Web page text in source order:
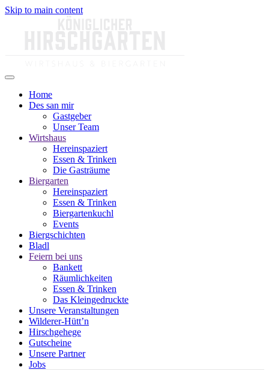
Skip to main content
Home
Des san mir
Gastgeber
Unser Team
Wirtshaus
Hereinspaziert
Essen & Trinken
Die Gasträume
Biergarten
Hereinspaziert
Essen & Trinken
Biergartenkuchl
Events
Biergschichten
Bladl
Feiern bei uns
Bankett
Räumlichkeiten
Essen & Trinken
Das Kleingedruckte
Unsere Veranstaltungen
Wilderer-Hütt’n
Hirschgehege
Gutscheine
Unsere Partner
Jobs